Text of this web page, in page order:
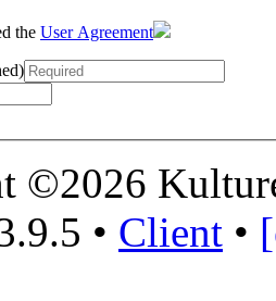
the User Agreement
©2026
• Client •